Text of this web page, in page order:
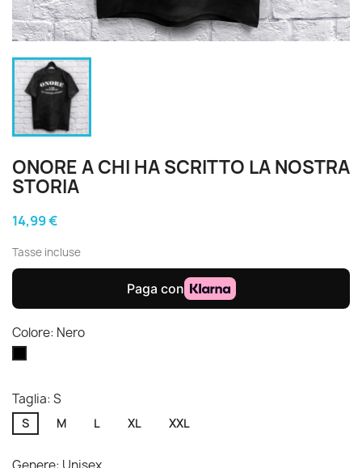
ONORE A CHI HA SCRITTO LA NOSTRA
STORIA
14,99 €
Tasse incluse
Colore: Nero
Taglia: S
S M L XL XXL